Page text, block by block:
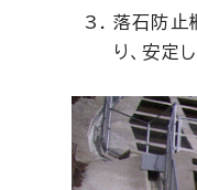
落石防止
り、安定